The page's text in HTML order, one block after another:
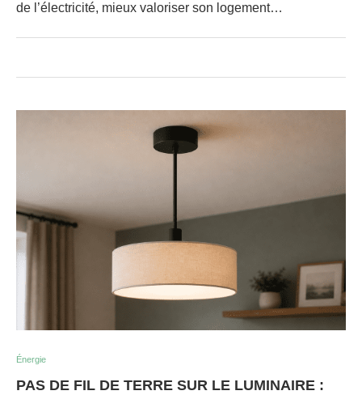
de l’électricité, mieux valoriser son logement…
Énergie
PAS DE FIL DE TERRE SUR LE LUMINAIRE :